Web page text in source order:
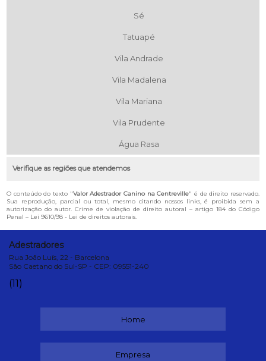
Sé
Tatuapé
Vila Andrade
Vila Madalena
Vila Mariana
Vila Prudente
Água Rasa
Verifique as regiões que atendemos
O conteúdo do texto "Valor Adestrador Canino na Centreville" é de direito reservado.
Sua reprodução, parcial ou total, mesmo citando nossos links, é proibida sem a
autorização do autor. Crime de violação de direito autoral – artigo 184 do Código
Penal – Lei 9610/98 - Lei de direitos autorais.
Adestradores
Rua João Luís, 22 - Barcelona
São Caetano do Sul-SP - CEP: 09551-240
(11)
Home
Empresa